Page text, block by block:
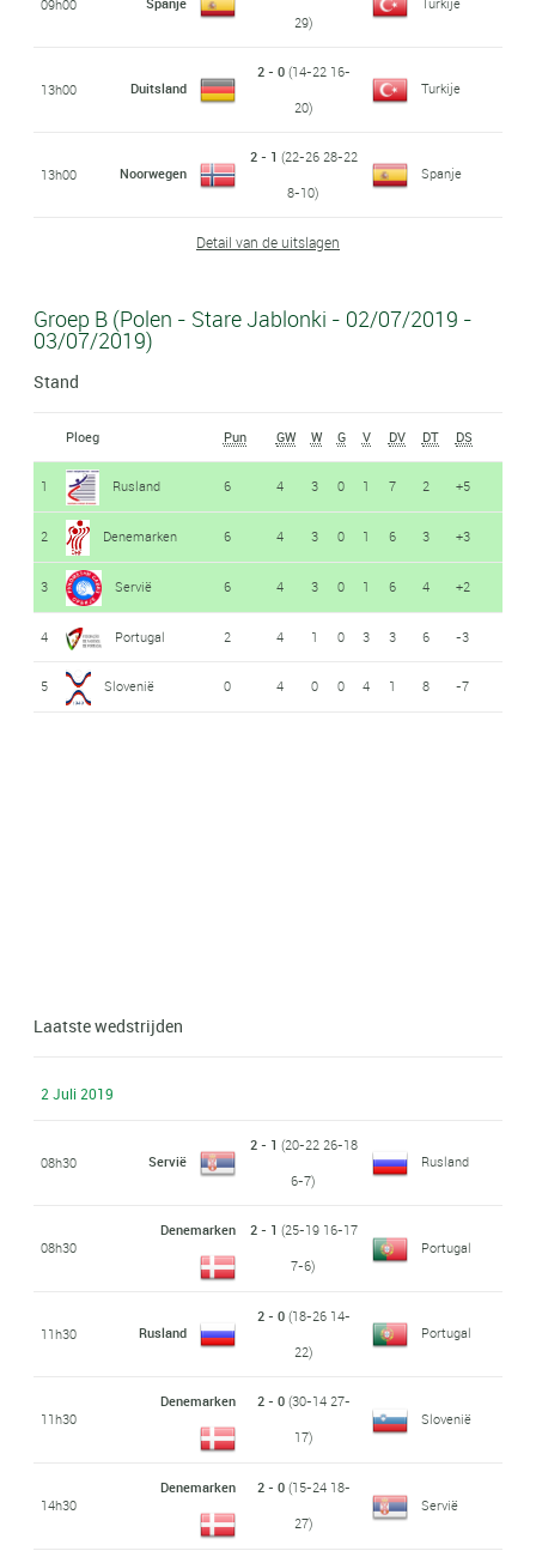
09h00
29)
13h00 Duitsland
2 - 0(14-22 16-
20)
Turkije
13h00 Noorwegen
2 - 1 (22-26 28-22
8-10)
Spanje
Detail van de uitslagen
Groep B (Polen - Stare Jablonki - 02/07/2019 -
03/07/2019)
Stand
Ploeg Pun GW W G V DV DT DS
1 Rusland 6 4 3 0 1 7 2 +5
2 Denemarken 6 4 3 0 1 6 3 +3
3 Servië 6 4 3 0 1 6 4 +2
4 Portugal 2 4 1 0 3 3 6 -3
5 Slovenië 0 4 0 0 4 1 8 -7
Laatste wedstrijden
2 Juli 2019
08h30 Servië
2 - 1 (20-22 26-18
6-7)
Rusland
08h30
Denemarken 2 - 1 (25-19 16-17
7-6)
Portugal
11h30 Rusland
2 - 0(18-26 14-
22)
Portugal
11h30
Denemarken 2 - 0(30-14 27-
17)
Slovenië
14h30
Denemarken 2 - 0(15-24 18-
27)
Servië